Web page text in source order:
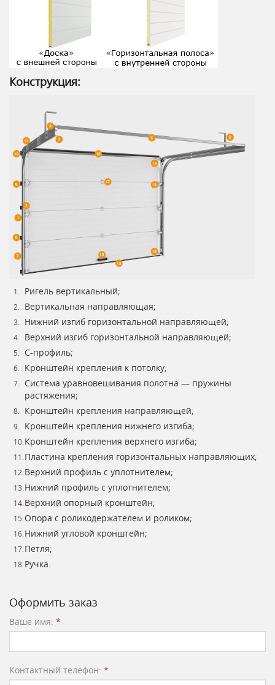
Конструкция:
Ригель вертикальный;
Вертикальная направляющая;
Нижний изгиб горизонтальной направляющей;
Верхний изгиб горизонтальной направляющей;
С-профиль;
Кронштейн крепления к потолку;
Система уравновешивания полотна — пружины
растяжения;
Кронштейн крепления направляющей;
Кронштейн крепления нижнего изгиба;
Кронштейн крепления верхнего изгиба;
Пластина крепления горизонтальных направляющих;
Верхний профиль с уплотнителем;
Нижний профиль с уплотнителем;
Верхний опорный кронштейн;
Опора с роликодержателем и роликом;
Нижний угловой кронштейн;
Петля;
Ручка.
Оформить заказ
Ваше имя: *
Контактный телефон: *